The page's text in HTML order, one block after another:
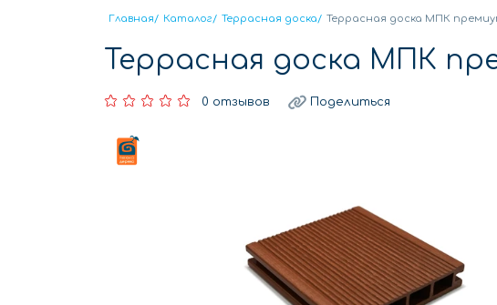
Главная/ Каталог/ Террасная доска/ Террасная доска МПК
Террасная доска МПК
0 отзывов Поделиться